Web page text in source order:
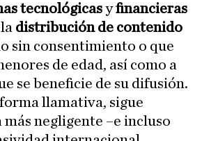
tecnológicasyfinancieras
distribución de contenido
sin consentimiento o que
de edad, así como a
se beneficie de su difusión.
llamativa, sigue
negligente –e incluso